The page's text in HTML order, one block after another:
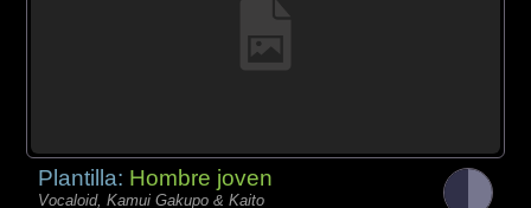
Plantilla: Hombre joven
Vocaloid, Kamui Gakupo & Kaito